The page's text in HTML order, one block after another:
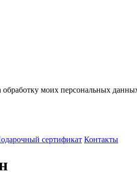
моих персональных
сертификат Контакты